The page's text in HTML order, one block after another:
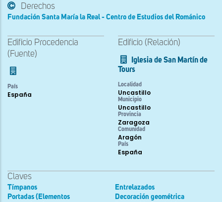
Derechos
Fundación Santa María la Real - Centro de Estudios del Románico
Edificio Procedencia
(Fuente)
País
España
Edificio (Relación)
Iglesia de San Martín de
Tours
Localidad
Uncastillo
Municipio
Uncastillo
Provincia
Zaragoza
Comunidad
Aragón
País
España
Claves
Tímpanos
Portadas (Elementos
Entrelazados
Decoración geométrica